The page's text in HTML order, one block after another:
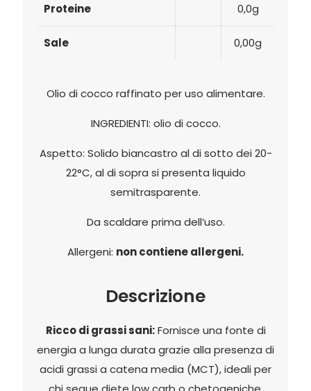
Proteine 0,0g
Sale 0,00g
Olio di cocco raffinato per uso alimentare.
INGREDIENTI: olio di cocco.
Aspetto: Solido biancastro al di sotto dei 20-
22°C, al di sopra si presenta liquido
semitrasparente.
Da scaldare prima dell’uso.
Allergeni: non contiene allergeni.
Descrizione
Ricco di grassi sani:Fornisce una fonte di
energia a lunga durata grazie alla presenza di
acidi grassi a catena media (MCT), ideali per